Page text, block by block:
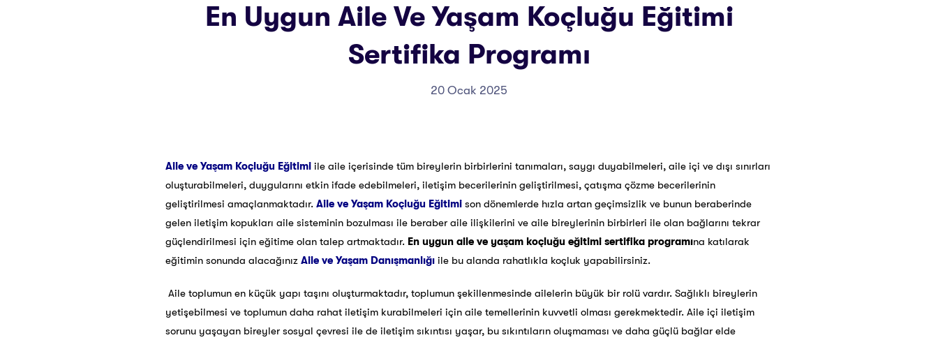
En Uygun Aile Ve Yaşam Koçluğu Eğitimi
Sertifika Programı
20 Ocak 2025
Aile ve Yaşam Koçluğu Eğitimi ile aile içerisinde tüm bireylerin birbirlerini tanımaları, saygı duyabilmeleri, aile içi ve dışı sınırları
oluşturabilmeleri, duygularını etkin ifade edebilmeleri, iletişim becerilerinin geliştirilmesi, çatışma çözme becerilerinin
geliştirilmesi amaçlanmaktadır. Aile ve Yaşam Koçluğu Eğitimi son dönemlerde hızla artan geçimsizlik ve bunun beraberinde
gelen iletişim kopukları aile sisteminin bozulması ile beraber aile ilişkilerini ve aile bireylerinin birbirleri ile olan bağlarını tekrar
güçlendirilmesi için eğitime olan talep artmaktadır. En uygun aile ve yaşam koçluğu eğitimi sertifika programına katılarak
eğitimin sonunda alacağınız Aile ve Yaşam Danışmanlığı ile bu alanda rahatlıkla koçluk yapabilirsiniz.
Aile toplumun en küçük yapı taşını oluşturmaktadır, toplumun şekillenmesinde ailelerin büyük bir rolü vardır. Sağlıklı bireylerin
yetişebilmesi ve toplumun daha rahat iletişim kurabilmeleri için aile temellerinin kuvvetli olması gerekmektedir. Aile içi iletişim
sorunu yaşayan bireyler sosyal çevresi ile de iletişim sıkıntısı yaşar, bu sıkıntıların oluşmaması ve daha güçlü bağlar elde